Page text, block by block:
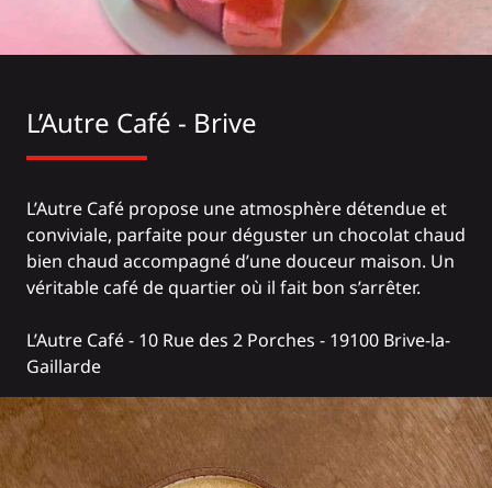
L’Autre Café - Brive
L’Autre Café propose une atmosphère détendue et
conviviale, parfaite pour déguster un chocolat chaud
bien chaud accompagné d’une douceur maison. Un
véritable café de quartier où il fait bon s’arrêter.
L’Autre Café- 10 Rue des 2 Porches - 19100 Brive-la-
Gaillarde